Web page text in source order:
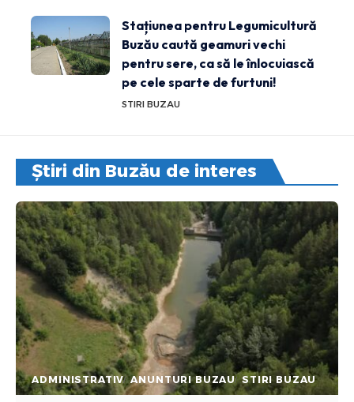
Stațiunea pentru Legumicultură
Buzău caută geamuri vechi
pentru sere, ca să le înlocuiască
pe cele sparte de furtuni!
STIRI BUZAU
Știri din Buzău de interes
ADMINISTRATIV ANUNTURI BUZAU STIRI BUZAU